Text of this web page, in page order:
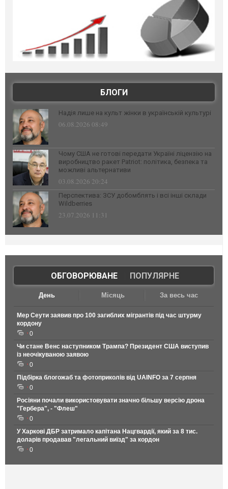
БЛОГИ
Надія лише на культ жінки в українській культурі
06.08.2026 08:49
Чому США не готові передати Україні ліцензію на
виробництво ракет Patriot: політика, безпека та
можливі альтернативи
03.08.2026 20:24
Перспектива: ЗСУ добомблять і всі інші склади
Wildberries
23.07.2026 11:31
ОБГОВОРЮВАНЕ| ПОПУЛЯРНЕ
День Місяць За весь час
Мер Сеути заявив про 100 загиблих мігрантів під час штурму
кордону
0
Чи стане Венс наступником Трампа? Президент США виступив
із неочікуваною заявою
0
Підбірка блогожаб та фотоприколів від UAINFO за 7 серпня
0
Росіяни почали використовувати значно більшу версію дрона
"Гербера", - "Флеш"
0
У Харкові ДБР затримало капітана Нацгвардії, який за 8 тис.
доларів продавав "легальний виїзд" за кордон
0